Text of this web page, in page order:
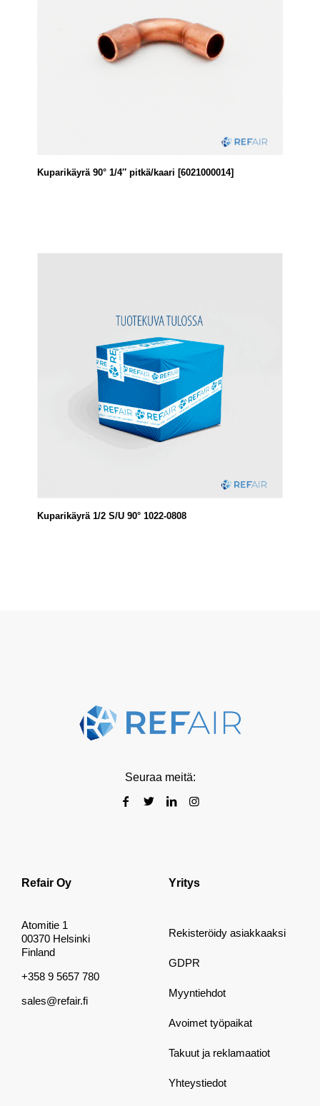
Kuparikäyrä 90° 1/4″ pitkä/kaari [6021000014]
Kuparikäyrä 1/2 S/U 90° 1022-0808
Seuraa meitä:
Refair Oy
Atomitie 1
00370 Helsinki
Finland
+358 9 5657 780
sales@refair.fi
Yritys
Rekisteröidy asiakkaaksi
GDPR
Myyntiehdot
Avoimet työpaikat
Takuut ja reklamaatiot
Yhteystiedot